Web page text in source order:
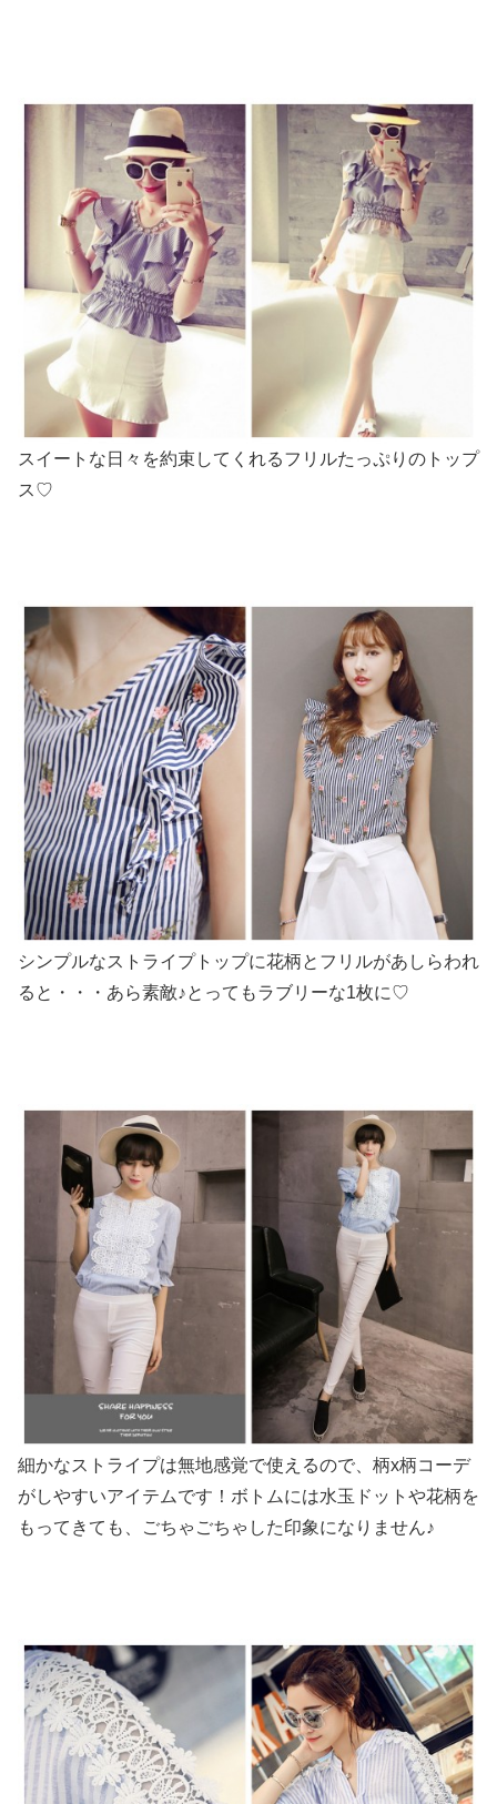
スイートな日々を約束してくれるフリルたっぷりのトップ
ス♡
シンプルなストライプトップに花柄とフリルがあしらわれ
ると・・・あら素敵♪とってもラブリーな1枚に♡
細かなストライプは無地感覚で使えるので、柄x柄コーデ
がしやすいアイテムです！ボトムには水玉ドットや花柄を
もってきても、ごちゃごちゃした印象になりません♪